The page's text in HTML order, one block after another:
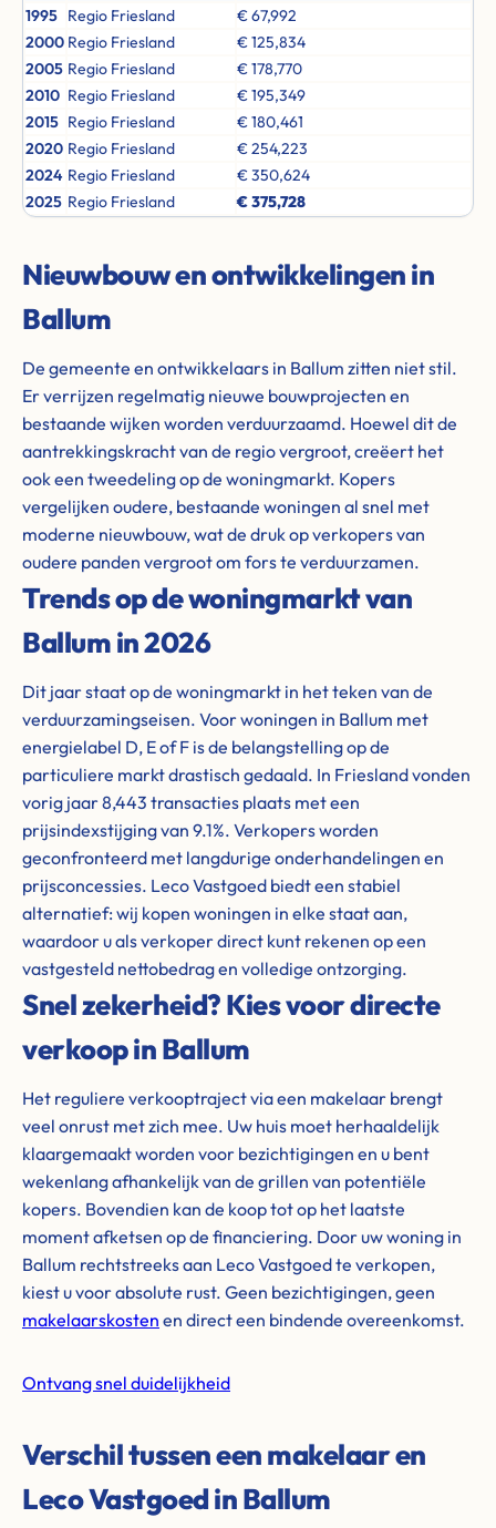
1995 Regio Friesland
€ 67,992
2000 Regio Friesland
€ 125,834
2005 Regio Friesland
€ 178,770
2010 Regio Friesland
€ 195,349
2015 Regio Friesland
€ 180,461
2020 Regio Friesland
€ 254,223
2024 Regio Friesland
€ 350,624
2025 Regio Friesland € 375,728
Nieuwbouw en ontwikkelingen in
Ballum
De gemeente en ontwikkelaars in Ballum zitten niet stil.
Er verrijzen regelmatig nieuwe bouwprojecten en
bestaande wijken worden verduurzaamd. Hoewel dit de
aantrekkingskracht van de regio vergroot, creëert het
ook een tweedeling op de woningmarkt. Kopers
vergelijken oudere, bestaande woningen al snel met
moderne nieuwbouw, wat de druk op verkopers van
oudere panden vergroot om fors te verduurzamen.
Trends op de woningmarkt van
Ballum in 2026
Dit jaar staat op de woningmarkt in het teken van de
verduurzamingseisen. Voor woningen in Ballum met
energielabel D, E of F is de belangstelling op de
particuliere markt drastisch gedaald. In Friesland vonden
vorig jaar 8,443 transacties plaats met een
prijsindexstijging van 9.1%. Verkopers worden
geconfronteerd met langdurige onderhandelingen en
prijsconcessies. Leco Vastgoed biedt een stabiel
alternatief: wij kopen woningen in elke staat aan,
waardoor u als verkoper direct kunt rekenen op een
vastgesteld nettobedrag en volledige ontzorging.
Snel zekerheid? Kies voor directe
verkoop in Ballum
Het reguliere verkooptraject via een makelaar brengt
veel onrust met zich mee. Uw huis moet herhaaldelijk
klaargemaakt worden voor bezichtigingen en u bent
wekenlang afhankelijk van de grillen van potentiële
kopers. Bovendien kan de koop tot op het laatste
moment afketsen op de financiering. Door uw woning in
Ballum rechtstreeks aan Leco Vastgoed te verkopen,
kiest u voor absolute rust. Geen bezichtigingen, geen
makelaarskosten en direct een bindende overeenkomst.
Ontvang snel duidelijkheid
Verschil tussen een makelaar en
Leco Vastgoed in Ballum